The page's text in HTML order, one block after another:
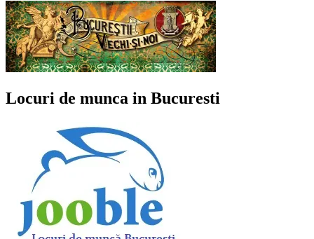
Locuri de munca in Bucuresti